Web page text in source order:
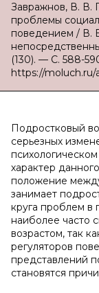
Завражнов, В. В.
проблемы
поведением / В.
(130). — С. 588-
https://moluch.ru/
Подростковый
серьезных
характер
положение
занимает
круга проблем в
наиболее часто
возрастом, так
регуляторов
представлений
становятся